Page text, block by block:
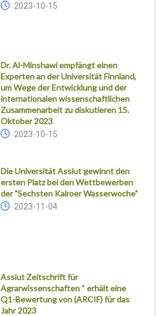
2023-10-15
Dr. Al-Minshawi empfängt einen
Experten an der Universität Finnland,
um Wege der Entwicklung und der
internationalen wissenschaftlichen
Zusammenarbeit zu diskutieren 15.
Oktober 2023
2023-10-15
Die Universität Assiut gewinnt den
ersten Platz bei den Wettbewerben
der "Sechsten Kairoer Wasserwoche"
2023-11-04
Assiut Zeitschrift für
Agrarwissenschaften “ erhält eine
Q1-Bewertung von (ARCIF) für das
Jahr 2023